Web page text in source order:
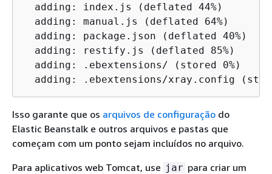
  adding: index.js (deflated 44%)
  adding: manual.js (deflated 64%)
  adding: package.json (deflated 40%)
  adding: restify.js (deflated 85%)
  adding: .ebextensions/ (stored 0%)
adding: .ebextensions/xray.config
Isso garante que os arquivos de configuração do
Elastic Beanstalk e outros arquivos e pastas que
começam com um ponto sejam incluídos no arquivo.
Para aplicativos web Tomcat, use jar para criar um